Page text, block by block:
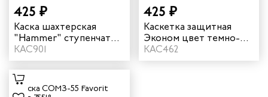
425 ₽
Каска шахтерская
"Hammer" ступенчатая
регулировка цвет
оранжевый
КАС901
425 ₽
Каскетка защитная
Эконом цвет темно-
синий
КАС462